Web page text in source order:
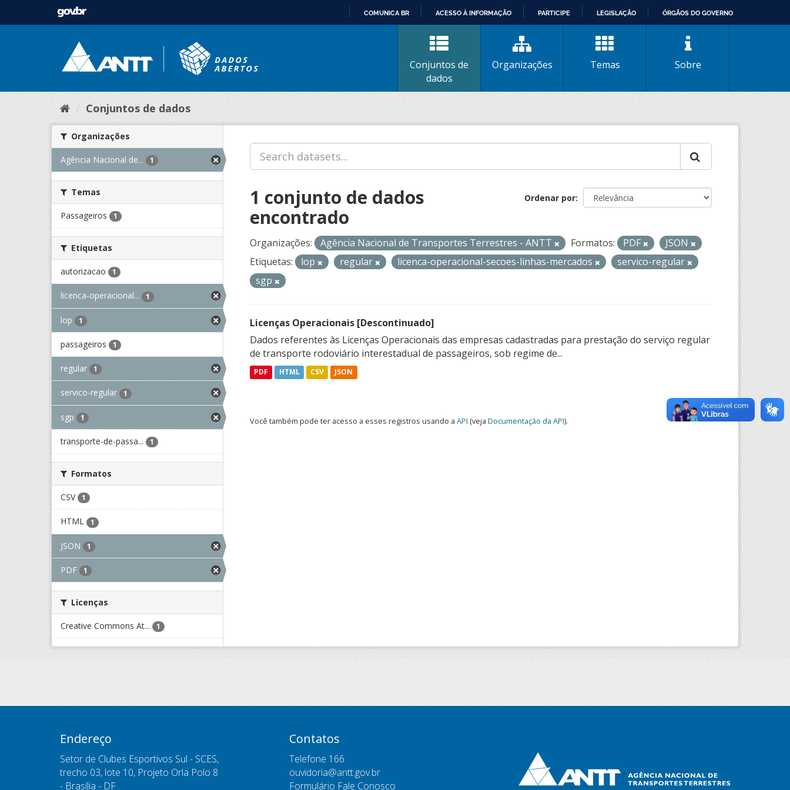
CONTEÚDO
COMUNICA BR ACESSO À INFORMAÇÃO PARTICIPE LEGISLAÇÃO ÓRGÃOS DO GOVERNO
Conjuntos de
dados
Organizações Temas Sobre
Conjuntos de dados
Organizações
Agência Nacional de... 1
Temas
Passageiros 1
Etiquetas
autorizacao 1
licenca-operacional... 1
lop 1
passageiros 1
regular 1
servico-regular 1
sgp 1
transporte-de-passa... 1
Formatos
CSV 1
HTML 1
JSON 1
PDF 1
Licenças
Creative Commons At... 1
Ordenar por
1 conjunto de dados
encontrado
Organizações: Agência Nacional de Transportes Terrestres - ANTT Formatos: PDF
JSON
Etiquetas:
lop regular licenca-operacional-secoes-linhas-mercados
servico-regular
sgp
Licenças Operacionais [Descontinuado]
Dados referentes às Licenças Operacionais das empresas cadastradas para prestação do serviço regular
de transporte rodoviário interestadual de passageiros, sob regime de...
PDF HTML CSV JSON
Você também pode ter acesso a esses registros usando a API (veja Documentação da API).
Endereço
Setor de Clubes Esportivos Sul - SCES,
trecho 03, lote 10, Projeto Orla Polo 8
- Brasília - DF
Contatos
Telefone 166
ouvidoria@antt.gov.br
Formulário Fale Conosco